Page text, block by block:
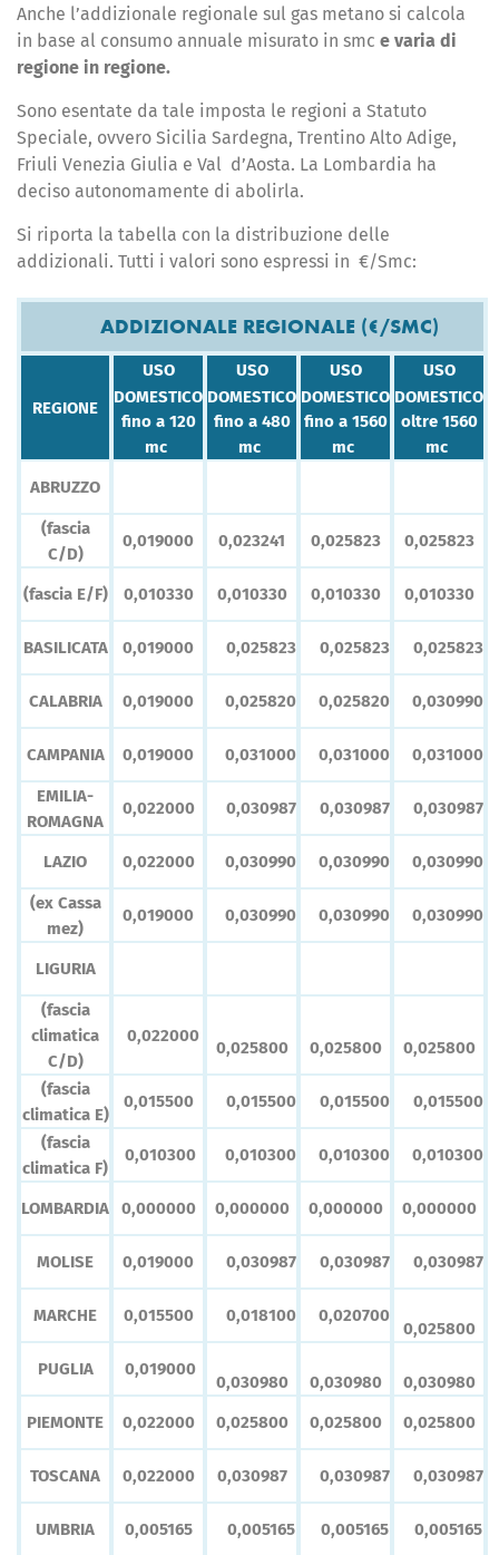
Anche l’addizionale regionale sul gas metano si calcola
in base al consumo annuale misurato in smc e varia di
regione in regione.
Sono esentate da tale imposta le regioni a Statuto
Speciale, ovvero Sicilia Sardegna, Trentino Alto Adige,
Friuli Venezia Giulia e Val d’Aosta. La Lombardia ha
deciso autonomamente di abolirla.
Si riporta la tabella con la distribuzione delle
addizionali. Tutti i valori sono espressi in €/Smc:
ADDIZIONALE REGIONALE (€/SMC)
REGIONE
USO
DOMESTICO
fino a 120
mc
USO
DOMESTICO
fino a 480
mc
USO
DOMESTICO
fino a 1560
mc
USO
DOMESTICO
oltre 1560
mc
ABRUZZO
(fascia
C/D)
0,019000 0,023241 0,025823 0,025823
(fascia E/F) 0,010330 0,010330 0,010330 0,010330
BASILICATA 0,019000 0,025823 0,025823 0,025823
CALABRIA 0,019000 0,025820 0,025820 0,030990
CAMPANIA 0,019000 0,031000 0,031000 0,031000
EMILIA-
ROMAGNA
0,022000 0,030987 0,030987 0,030987
LAZIO 0,022000 0,030990 0,030990 0,030990
(ex Cassa
mez)
0,019000 0,030990 0,030990 0,030990
LIGURIA
(fascia
climatica
C/D)
0,022000
0,025800 0,025800 0,025800
(fascia
climatica E)
0,015500 0,015500 0,015500 0,015500
(fascia
climatica F)
0,010300 0,010300 0,010300 0,010300
LOMBARDIA 0,000000 0,000000 0,000000 0,000000
MOLISE 0,019000 0,030987 0,030987 0,030987
MARCHE 0,015500 0,018100 0,020700
0,025800
PUGLIA
0,019000
0,030980 0,030980
0,030980
PIEMONTE
0,022000 0,025800 0,025800 0,025800
TOSCANA 0,022000 0,030987 0,030987 0,030987
UMBRIA 0,005165 0,005165 0,005165 0,005165